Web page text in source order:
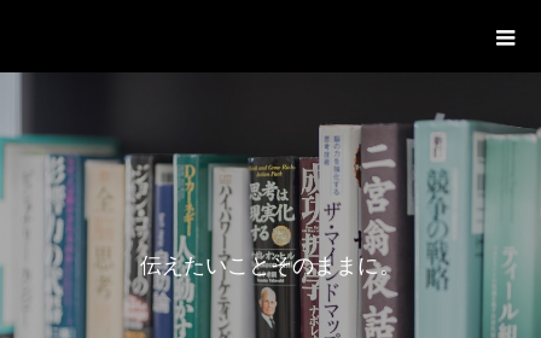
伝えたいこ とそのま ま に。